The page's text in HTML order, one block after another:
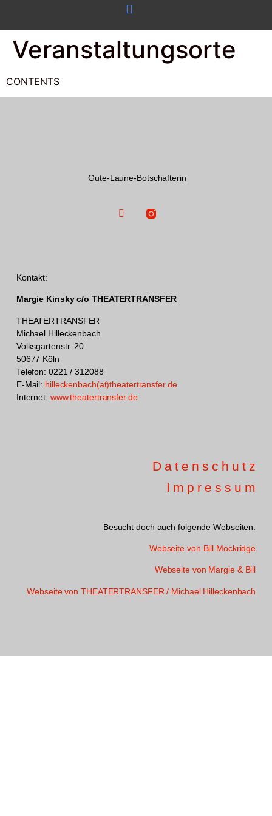
Veranstaltungsorte
CONTENTS
Gute-Laune-Botschafterin
Kontakt:
Margie Kinsky c/o THEATERTRANSFER
THEATERTRANSFER
Michael Hilleckenbach
Volksgartenstr. 20
50677 Köln
Telefon: 0221 / 312088
E-Mail: hilleckenbach(at)theatertransfer.de
Internet: www.theatertransfer.de
Datenschutz
Impressum
Besucht doch auch folgende Webseiten:
Webseite von Bill Mockridge
Webseite von Margie & Bill
Webseite von THEATERTRANSFER / Michael Hilleckenbach